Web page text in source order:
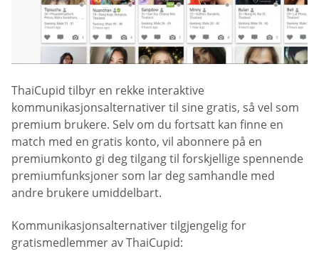
ThaiCupid tilbyr en rekke interaktive
kommunikasjonsalternativer til sine gratis, så vel som
premium brukere. Selv om du fortsatt kan finne en
match med en gratis konto, vil abonnere på en
premiumkonto gi deg tilgang til forskjellige spennende
premiumfunksjoner som lar deg samhandle med
andre brukere umiddelbart.
Kommunikasjonsalternativer tilgjengelig for
gratismedlemmer av ThaiCupid: